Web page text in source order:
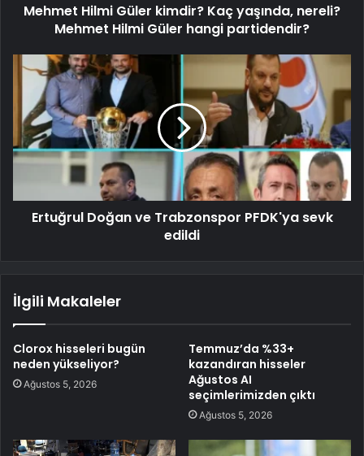
Mehmet Hilmi Güler kimdir? Kaç yaşında, nereli?
Mehmet Hilmi Güler hangi partidendir?
Ertuğrul Doğan ve Trabzonspor PFDK'ya sevk
edildi
İlgili Makaleler
Clorox hisseleri bugün
neden yükseliyor?
Ağustos 5, 2026
Temmuz’da %33+
kazandıran hisseler
Ağustos AI
seçimlerimizden çıktı
Ağustos 5, 2026